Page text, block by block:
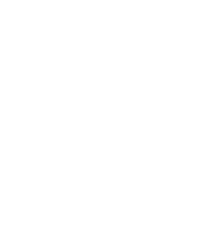
曲の練習